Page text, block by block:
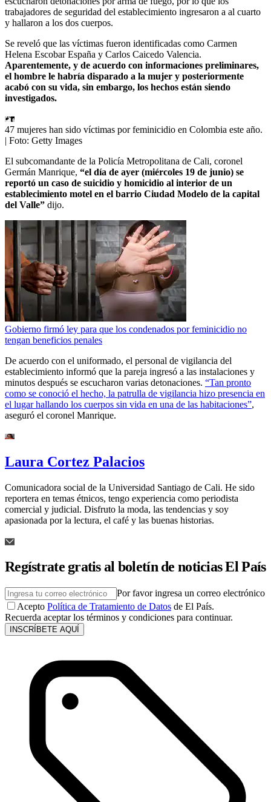
trabajadores de seguridad del establecimiento ingresaron a al cuarto
y hallaron a los dos cuerpos.
Se reveló que las víctimas fueron identificadas como Carmen
Helena Escobar España y Carlos Caicedo Valencia.
Aparentemente, y de acuerdo con informaciones preliminares,
el hombre le habría disparado a la mujer y posteriormente
acabó con su vida, sin embargo, los hechos están siendo
investigados.
47 mujeres han sido víctimas por feminicidio en Colombia este año.
| Foto: Getty Images
El subcomandante de la Policía Metropolitana de Cali, coronel
Germán Manrique, “el día de ayer (miércoles 19 de junio) se
reportó un caso de suicidio y homicidio al interior de un
establecimiento motel en el barrio Ciudad Modelo de la capital
del Valle” dijo.
Gobierno firmó ley para que los condenados por feminicidio no
tengan beneficios penales
De acuerdo con el uniformado, el personal de vigilancia del
establecimiento informó que la pareja ingresó a las instalaciones y
minutos después se escucharon varias detonaciones. “Tan pronto
como se conoció el hecho, la patrulla de vigilancia hizo presencia en
el lugar hallando los cuerpos sin vida en una de las habitaciones”,
aseguró el coronel Manrique.
Laura Cortez Palacios
Comunicadora social de la Universidad Santiago de Cali. He sido
reportera en temas étnicos, tengo experiencia como periodista
comercial y judicial. Disfruto la moda, las tendencias y soy
apasionada por la lectura, el café y las buenas historias.
Regístrate gratis al boletín de noticias El País
Por favor ingresa un correo electrónico
Acepto Política de Tratamiento de Datos de El País.
Recuerda aceptar los términos y condiciones para continuar.
INSCRÍBETE AQUÍ